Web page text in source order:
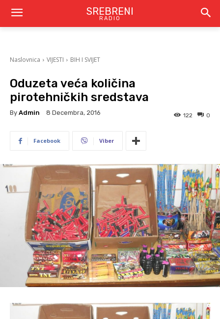
SREBRENI
RADIO
Naslovnica VIJESTI BIH I SVIJET
Oduzeta veća količina
pirotehničkih sredstava
By Admin 8 Decembra, 2016 0
122
Facebook Viber